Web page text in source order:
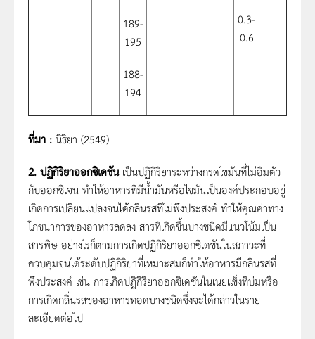
189-
195
188-
194
0.3-
0.6
ที่มา : นิธิยา (2549)
2. ปฏิกิริยาออกซิเดชันเป็นปฏิกิริยาระหว่างกรดไขมันที่ไม่อิ่มตัว
กับออกซิเจน ทำให้อาหารที่มีน้ำมันหรือไขมันเป็นองค์ประกอบอยู่
เกิดการเปลี่ยนแปลงจนได้กลิ่นรสที่ไม่พึงประสงค์ ทำให้คุณค่าทาง
โภชนาการของอาหารลดลง สารที่เกิดขึ้นบางชนิดมีแนวโน้มเป็น
สารพิษ อย่างไรก็ตามการเกิดปฏิกิริยาออกซิเดชันในสภาวะที่
ควบคุมจนได้ระดับปฏิกิริยาที่เหมาะสมก็ทำให้อาหารมีกลิ่นรสที่
พึงประสงค์ เช่น การเกิดปฏิกิริยาออกซิเดชันในเนยแข็งที่บ่มหรือ
การเกิดกลิ่นรสของอาหารทอดบางชนิดซึ่งจะได้กล่าวในราย
ละเอียดต่อไป